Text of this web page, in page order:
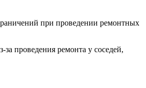
при проведении ремонтных
проведения ремонта у соседей,